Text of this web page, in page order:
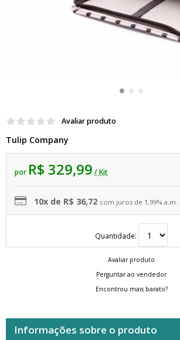
Avaliar produto
Tulip Company
por R$ 329,99 / Kit
10x de R$ 36,72 com juros de 1,99% a.m.
Quantidade:
Avaliar produto
Perguntar ao vendedor
Encontrou mais barato?
Informações sobre o produto